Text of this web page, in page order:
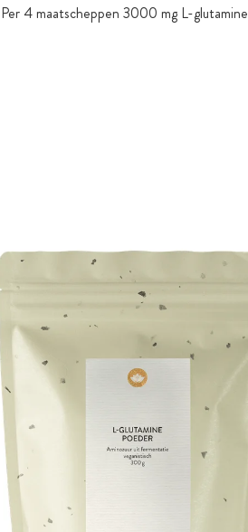
Per 4 maatscheppen 3000 mg L-glutamine